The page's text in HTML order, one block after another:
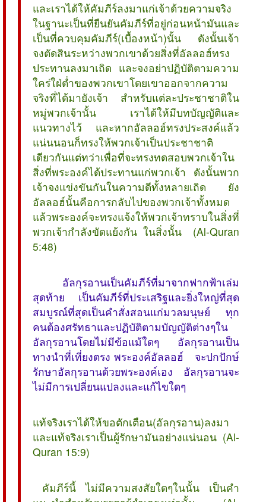
และเราได้ให้คัมภีร์ลงมาแก่เจ้าด้วยความจริง
ในฐานะเป็นที่ยืนยันคัมภีร์ที่อยู่ก่อนหน้ามันและ
เป็นที่ควบคุมคัมภีร์(เบื้องหน้า)นั้น ดังนั้นเจ้า
จงตัดสินระหว่างพวกเขาด้วยสิ่งที่อัลลอฮ์ทรง
ประทานลงมาเถิด และจงอย่าปฏิบัติตามความ
ใคร่ใฝ่ต่ำของพวกเขาโดยเขาออกจากความ
จริงที่ได้มายังเจ้า สำหรับแต่ละประชาชาติใน
หมู่พวกเจ้านั้น เราได้ให้มีบทบัญญัติและ
แนวทางไว้ และหากอัลลอฮ์ทรงประสงค์แล้ว
แน่นนอนก็ทรงให้พวกเจ้าเป็นประชาชาติ
เดียวกันแต่ทว่าเพื่อที่จะทรงทดสอบพวกเจ้าใน
สิ่งที่พระองค์ได้ประทานแก่พวกเจ้า ดังนั้นพวก
เจ้าจงแข่งขันกันในความดีทั้งหลายเถิด ยัง
อัลลอฮ์นั้นคือการกลับไปของพวกเจ้าทั้งหมด
แล้วพระองค์จะทรงแจ้งให้พวกเจ้าทราบในสิ่งที่
พวกเจ้ากำลังขัดแย้งกัน ในสิ่งนั้น (Al-Quran
5:48)
อัลกุรอานเป็นคัมภีร์ที่มาจากฟากฟ้าเล่ม
สุดท้าย เป็นคัมภีร์ที่ประเสริฐและยิ่งใหญ่ที่สุด
สมบูรณ์ที่สุดเป็นคำสั่งสอนแก่มวลมนุษย์ ทุก
คนต้องศรัทธาและปฏิบัติตามบัญญัติต่างๆใน
อัลกุรอานโดยไม่มีข้อแม้ใดๆ อัลกุรอานเป็น
ทางนำที่เที่ยงตรง พระองค์อัลลอฮ์ จะปกปักษ์
รักษาอัลกุรอานด้วยพระองค์เอง อัลกุรอานจะ
ไม่มีการเปลี่ยนแปลงและแก้ไขใดๆ
แท้จริงเราได้ให้ขอตักเตือน(อัลกุรอาน)ลงมา
และแท้จริงเราเป็นผู้รักษามันอย่างแน่นอน (Al-
Quran 15:9)
 คัมภีร์นี้ ไม่มีความสงสัยใดๆในนั้น เป็นคำ